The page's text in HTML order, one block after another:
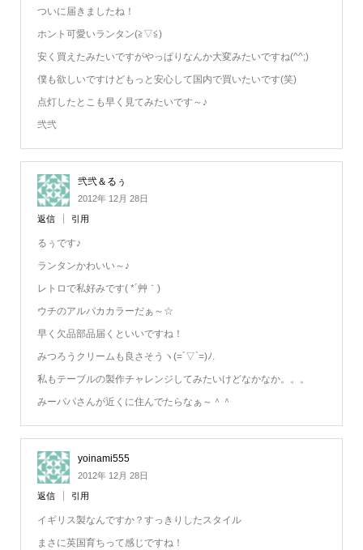
ついに届きましたね！
ホント可愛いランタン(≧▽≦)
安く買えたみたいですがやっぱりなんか大変みたいですね(^^;)
僕も欲しいですけどもっと安心して国内で買いたいです(笑)
点灯したとこも早く見てみたいです～♪
弐弐
弐弐＆るぅ
2012年 12月 28日
返信 引用
るぅです♪
ランタンかわいい～♪
レトロで私好みです( *´艸｀)
ウチのアルパカカラーだぁ～☆
早く欠品部品届くといいですね！
みつろうクリームも良さそうヽ(=´▽`=)ﾉ.
私もテーブルの製作チャレンジしてみたいけどなかなか。。。
みーパパさんが近くに住んでたらなぁ～＾＾
yoinami555
2012年 12月 28日
返信 引用
イギリス製なんですか？すっきりしたスタイル
まさに英国育ちって感じですね！